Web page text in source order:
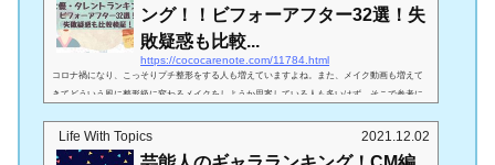
ング！！ビフォーアフター32選！失
敗疑惑も比較...
https://cococarenote.com/11784.html
コロナ禍になり、こっそりプチ整形をする人も増えていますよね。また、メイク動画も増えて
きてどういう風に整形級に変わるメイクをしようか思案している人も多いはず。そこで参考に
ろはどうかわかりませんが（あくまで噂です）、たとえ整形級のお化粧や年齢による顔変化に
よるものだったとしても、こんな風に整形級に垢抜けたい～！とかな～り参考になりますよ
Life With Topics 2021.12.02